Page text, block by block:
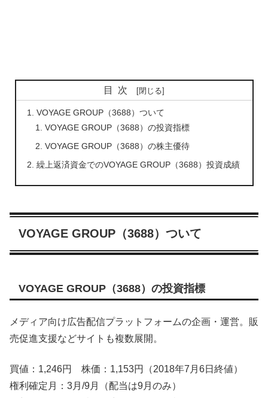
目次
VOYAGE GROUP（3688）ついて
VOYAGE GROUP（3688）の投資指標
VOYAGE GROUP（3688）の株主優待
繰上返済資金でのVOYAGE GROUP（3688）投資成績
VOYAGE GROUP（3688）ついて
VOYAGE GROUP（3688）の投資指標
メディア向け広告配信プラットフォームの企画・運営。販
売促進支援などサイトも複数展開。
買値：1,246円 株価：1,153円（2018年7月6日終値）
権利確定月：3月/9月（配当は9月のみ）